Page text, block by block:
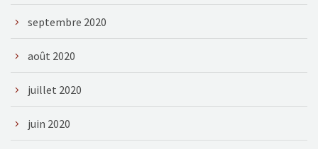
septembre 2020
août 2020
juillet 2020
juin 2020